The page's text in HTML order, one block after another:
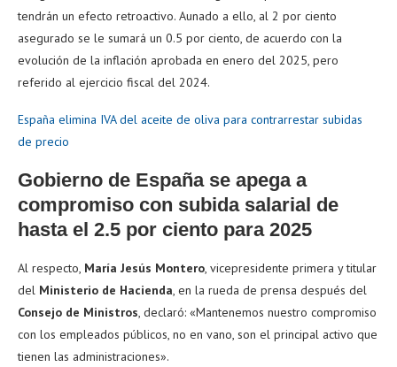
tendrán un efecto retroactivo. Aunado a ello, al 2 por ciento
asegurado se le sumará un 0.5 por ciento, de acuerdo con la
evolución de la inflación aprobada en enero del 2025, pero
referido al ejercicio fiscal del 2024.
España elimina IVA del aceite de oliva para contrarrestar subidas
de precio
Gobierno de España se apega a
compromiso con subida salarial de
hasta el 2.5 por ciento para 2025
Al respecto, María Jesús Montero, vicepresidente primera y titular
del Ministerio de Hacienda, en la rueda de prensa después del
Consejo de Ministros, declaró: «Mantenemos nuestro compromiso
con los empleados públicos, no en vano, son el principal activo que
tienen las administraciones».